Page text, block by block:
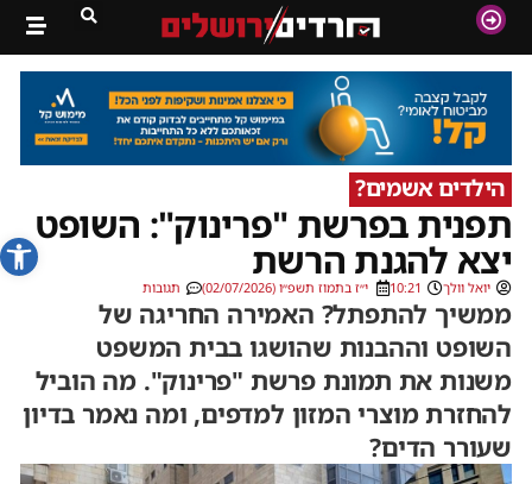
פתח
הילדים אשמים?
תפנית בפרשת "פרינוק": השופט
יצא להגנת הרשת
יואל וולך 10:21 י״ז בתמוז תשפ״ו (02/07/2026) תגובות
ממשיך להתפתל? האמירה החריגה של
השופט וההבנות שהושגו בבית המשפט
משנות את תמונת פרשת "פרינוק". מה הוביל
להחזרת מוצרי המזון למדפים, ומה נאמר בדיון
שעורר הדים?